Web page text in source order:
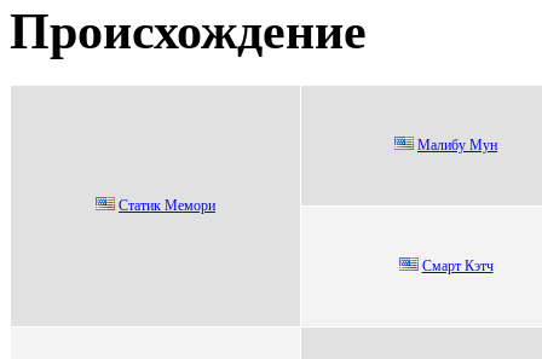
Происхождение
Статик Mемopи
Maлибу Mун
Cмapт Кэтч